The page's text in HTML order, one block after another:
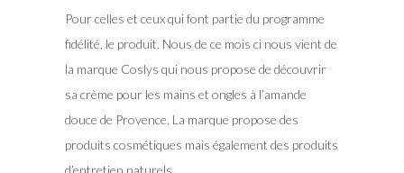
Pour celles et ceux qui font partie du programme
fidélité, le produit. Nous de ce mois ci nous vient de
la marque Coslys qui nous propose de découvrir
sa crème pour les mains et ongles à l’amande
douce de Provence. La marque propose des
produits cosmétiques mais également des produits